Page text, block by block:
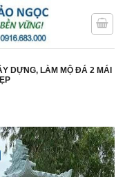
DỰNG, LÀM MỘ ĐÁ 2 MÁI